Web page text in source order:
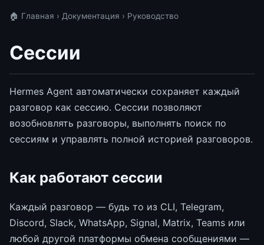
🏠 Главная › Документация › Руководство
Сессии
Hermes Agent автоматически сохраняет каждый
разговор как сессию. Сессии позволяют
возобновлять разговоры, выполнять поиск по
сессиям и управлять полной историей разговоров.
Как работают сессии
Каждый разговор — будь то из CLI, Telegram,
Discord, Slack, WhatsApp, Signal, Matrix, Teams или
любой другой платформы обмена сообщениями —